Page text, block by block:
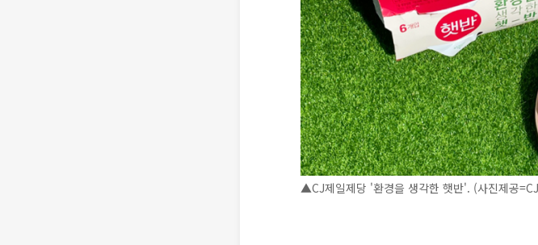
▲CJ제일제당 '환경을 생각한 햇반'. (사진제공